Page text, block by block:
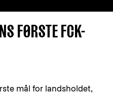
FØRSTE FCK-
mål for landsholdet,